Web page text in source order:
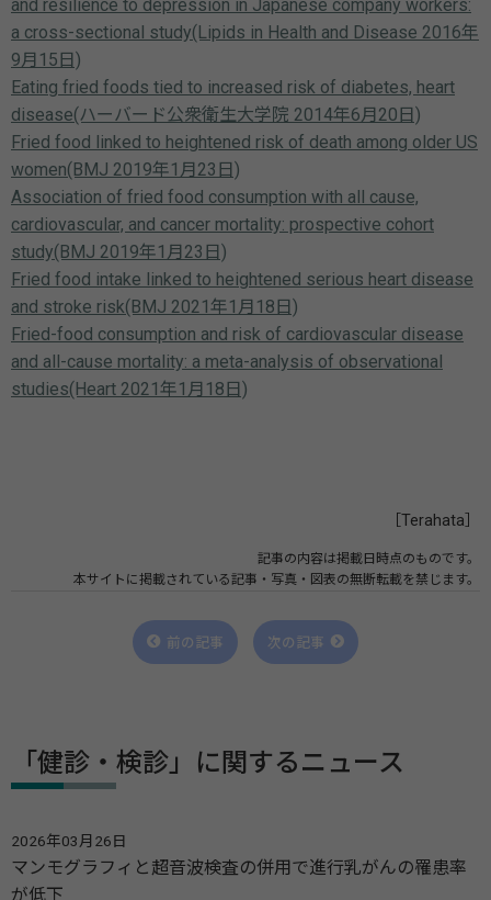
and resilience to depression in Japanese company workers:
a cross-sectional study(Lipids in Health and Disease 2016年
9月15日)
Eating fried foods tied to increased risk of diabetes, heart
disease(ハーバード公衆衛生大学院 2014年6月20日)
Fried food linked to heightened risk of death among older US
women(BMJ 2019年1月23日)
Association of fried food consumption with all cause,
cardiovascular, and cancer mortality: prospective cohort
study(BMJ 2019年1月23日)
Fried food intake linked to heightened serious heart disease
and stroke risk(BMJ 2021年1月18日)
Fried-food consumption and risk of cardiovascular disease
and all-cause mortality: a meta-analysis of observational
studies(Heart 2021年1月18日)
［Terahata］
記事の内容は掲載日時点のものです。
本サイトに掲載されている記事・写真・図表の無断転載を禁じます。
前の記事 次の記事
「健診・検診」に関するニュース
2026年03月26日
マンモグラフィと超音波検査の併用で進行乳がんの罹患率
が低下